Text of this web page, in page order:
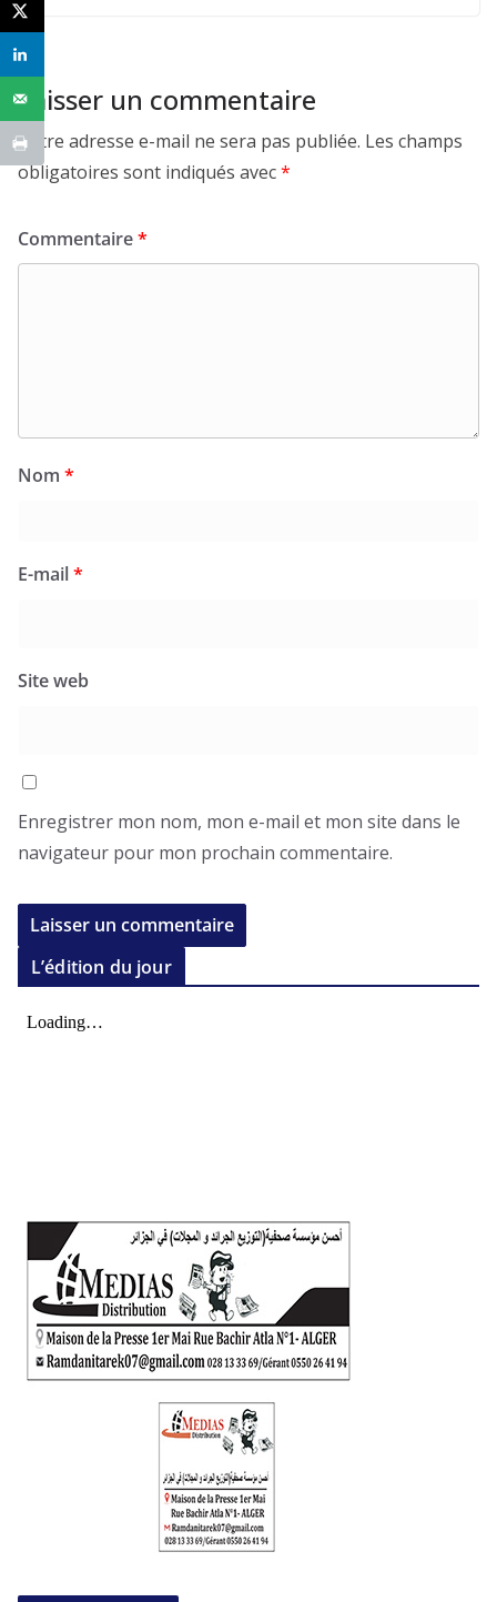
Laisser un commentaire
Votre adresse e-mail ne sera pas publiée. Les champs
obligatoires sont indiqués avec*
Commentaire*
Nom *
E-mail*
Site web
Enregistrer mon nom, mon e-mail et mon site dans le
navigateur pour mon prochain commentaire.
L’édition du jour